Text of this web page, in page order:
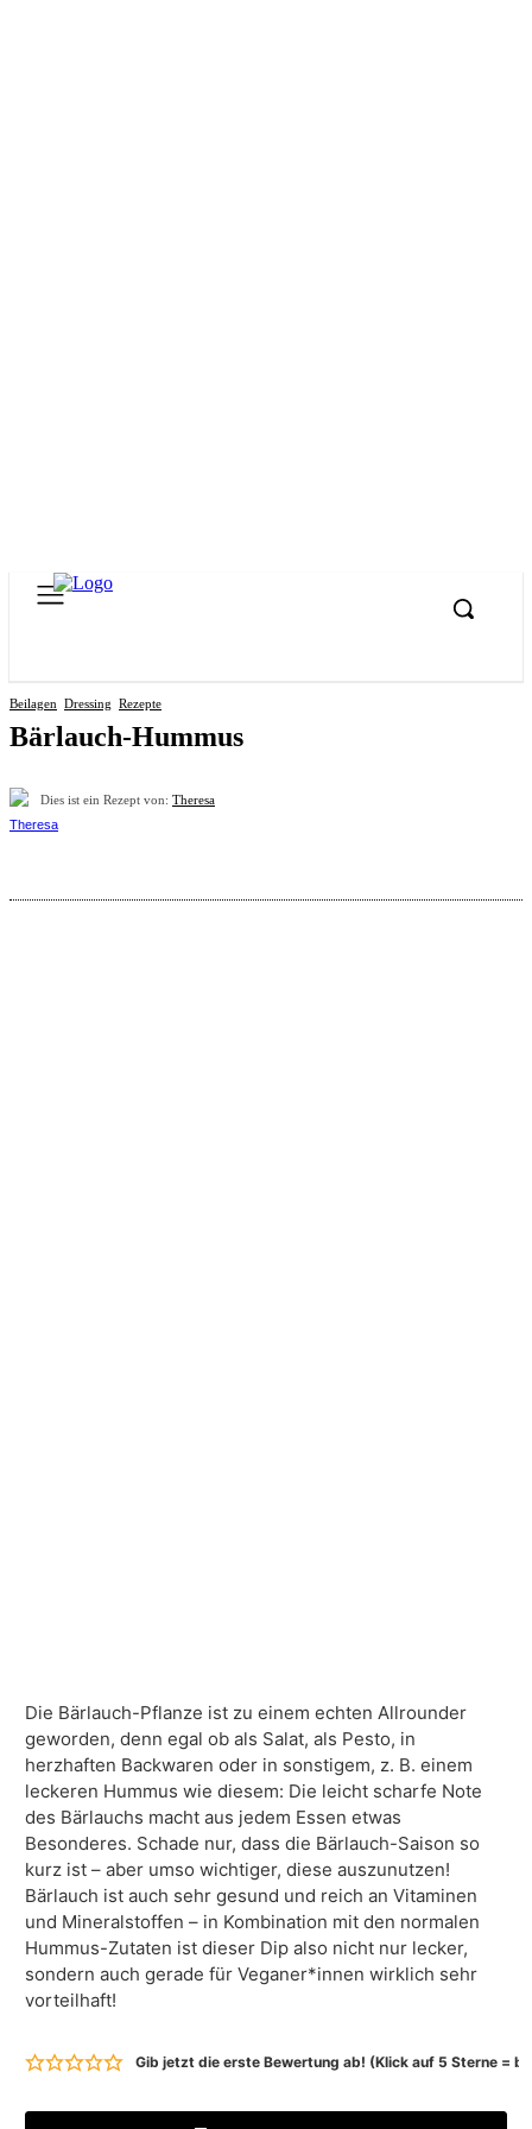
Beilagen Dressing Rezepte
Bärlauch-Hummus
Dies ist ein Rezept von: Theresa
Die Bärlauch-Pflanze ist zu einem echten Allrounder
geworden, denn egal ob als Salat, als Pesto, in
herzhaften Backwaren oder in sonstigem, z. B. einem
leckeren Hummus wie diesem: Die leicht scharfe Note
des Bärlauchs macht aus jedem Essen etwas
Besonderes. Schade nur, dass die Bärlauch-Saison so
kurz ist – aber umso wichtiger, diese auszunutzen!
Bärlauch ist auch sehr gesund und reich an Vitaminen
und Mineralstoffen – in Kombination mit den normalen
Hummus-Zutaten ist dieser Dip also nicht nur lecker,
sondern auch gerade für Veganer*innen wirklich sehr
vorteilhaft!
Gib jetzt die erste Bewertung ab! (Klick auf 5 Sterne =